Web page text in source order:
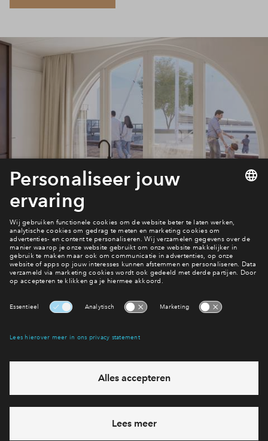
Nog vragen?
Neem contact met ons op
Interesse? Meld je dan snel aan
Hiermee blijf je op de hoogte van het belangrijkste nieuws en
Ja, ik wil mij aanmelden
Heb je een vraag en wil je direct antwoord? Bel ons op
71 22 660